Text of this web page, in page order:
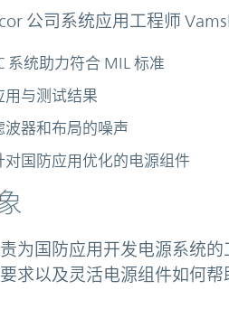
公司系统应用工程师
系统助力符合 MIL 标准
用与测试结果
波器和布局的噪声
对国防应用优化的电源组件
为国防应用开发电源系统
求以及灵活电源组件如何